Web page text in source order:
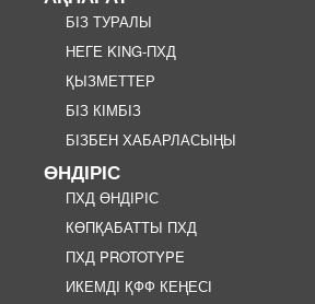
БІЗ ТУРАЛЫ
НЕГЕ KING-ПХД
ҚЫЗМЕТТЕР
БІЗ КІМБІЗ
БІЗБЕН ХАБАРЛАСЫҢЫ
ӨНДІРІС
ПХД ӨНДІРІС
КӨПҚАБАТТЫ ПХД
ПХД PROTOTYPE
ИКЕМДІ ҚФФ КЕҢЕСІ